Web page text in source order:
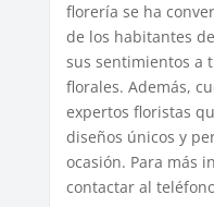
florería se ha
de los habitantes
sus sentimientos a
florales. Además,
expertos floristas
diseños únicos y
ocasión. Para más
contactar al